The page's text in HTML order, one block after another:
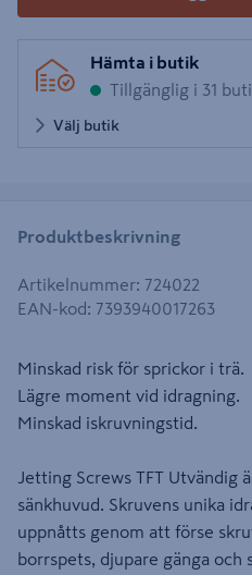
Hämta i butik
Tillgänglig i 31
Välj butik
Produktbeskrivning
Artikelnummer: 724022
EAN-kod: 7393940017263
Minskad risk för sprickor i trä.
Lägre moment vid idragning.
Minskad iskruvningstid.
Jetting Screws TFT Utvändig
sänkhuvud. Skruvens unika
uppnåtts genom att förse
borrspets, djupare gänga och